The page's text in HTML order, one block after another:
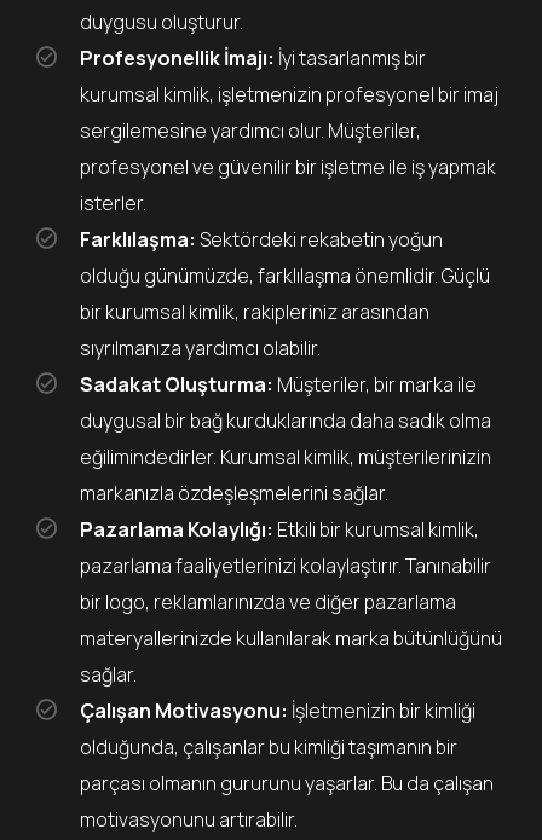
duygusu oluşturur.
Profesyonellik İmajı: İyi tasarlanmış bir
kurumsal kimlik, işletmenizin profesyonel bir imaj
sergilemesine yardımcı olur. Müşteriler,
profesyonel ve güvenilir bir işletme ile iş yapmak
isterler.
Farklılaşma: Sektördeki rekabetin yoğun
olduğu günümüzde, farklılaşma önemlidir. Güçlü
bir kurumsal kimlik, rakipleriniz arasından
sıyrılmanıza yardımcı olabilir.
Sadakat Oluşturma: Müşteriler, bir marka ile
duygusal bir bağ kurduklarında daha sadık olma
eğilimindedirler. Kurumsal kimlik, müşterilerinizin
markanızla özdeşleşmelerini sağlar.
Pazarlama Kolaylığı: Etkili bir kurumsal kimlik,
pazarlama faaliyetlerinizi kolaylaştırır. Tanınabilir
bir logo, reklamlarınızda ve diğer pazarlama
materyallerinizde kullanılarak marka bütünlüğünü
sağlar.
Çalışan Motivasyonu: İşletmenizin bir kimliği
olduğunda, çalışanlar bu kimliği taşımanın bir
parçası olmanın gururunu yaşarlar. Bu da çalışan
motivasyonunu artırabilir.